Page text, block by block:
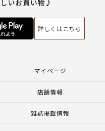
いお買い物♪
詳しくはこちら
マイページ
店舗情報
雑誌掲載情報